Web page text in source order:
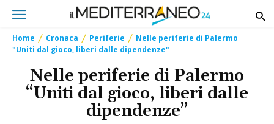
Home Cronaca Periferie
Nelle periferie di Palermo
"Uniti dal gioco, liberi dalle dipendenze"
Nelle periferie di Palermo
“Uniti dal gioco, liberi dalle
dipendenze”